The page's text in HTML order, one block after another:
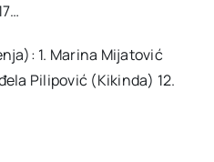
1. Marina Mijatović
Pilipović (Kikinda) 12.